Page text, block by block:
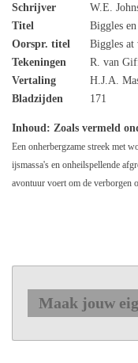
Schrijver
W.E.
Titel
Biggles
Oorspr. titel
Biggles at
Tekeningen
R. van
Vertaling
H.J.A.
Bladzijden
171
Inhoud : Zoals vermeld
Een onherbergzame streek met
ijsmassa's en onheilspellende
avontuur voert om de verborgen
Maak jouw